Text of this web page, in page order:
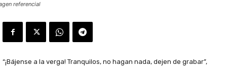
referencial
“¡Bájense a la verga! Tranquilos, no hagan nada, dejen de grabar”,